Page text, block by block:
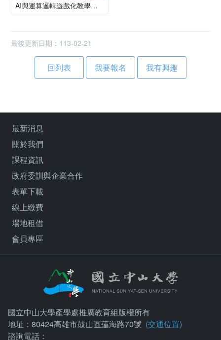
AI與運算邏輯遊戲化教學應用_工作區域 1
最後更新日期：113-02-21
回列表
最新消息
關於我們
課程資訊
政府委訓與企業合作
表單下載
線上繳費
場地租借
會員專區
國立中山大學產學處推廣教育組版權所有
地址：80424高雄市鼓山區蓮海路70號 (交通位置)
諮詢電話：